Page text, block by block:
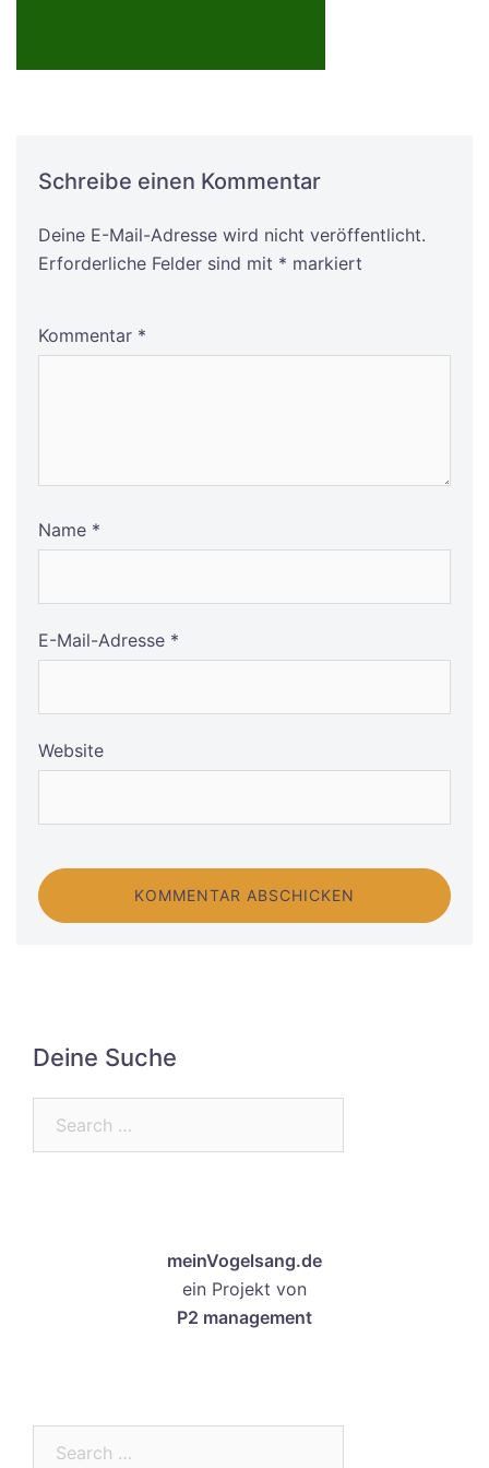
Schreibe einen Kommentar
Deine E-Mail-Adresse wird nicht veröffentlicht.
Erforderliche Felder sind mit * markiert
Kommentar *
Name *
E-Mail-Adresse *
Website
Alternative:
Deine Suche
meinVogelsang.de
ein Projekt von
P2 management